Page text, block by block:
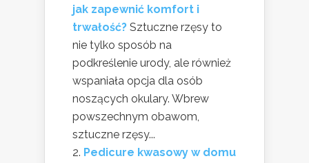
jak zapewnić komfort i
trwałość? Sztuczne rzęsy to
nie tylko sposób na
podkreślenie urody, ale również
wspaniała opcja dla osób
noszących okulary. Wbrew
powszechnym obawom,
sztuczne rzęsy...
Pedicure kwasowy w domu